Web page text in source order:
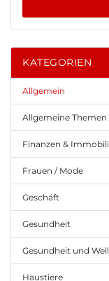
KATEGORIEN
Allgemein
Allgemeine Themen
Finanzen &
Frauen / Mode
Geschäft
Gesundheit
Gesundheit und
Haustiere